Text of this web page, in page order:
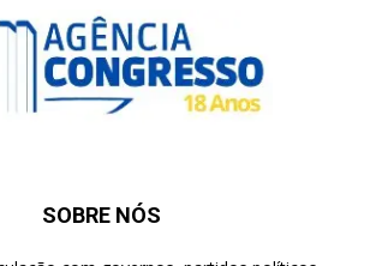
SOBRE NÓS